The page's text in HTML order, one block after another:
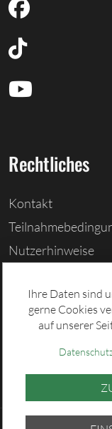
Rechtliches
Kontakt
Nutzerhinweise
Cookies löschen
Datenschutz
Ihre Daten sind
gerne Cookies
auf unserer